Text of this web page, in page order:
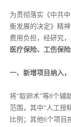
为贯彻落实《中共
衡发展的决定》精
费用负担，经研究，
医疗保险、工伤保
一、新增项目纳入
将“取卵术”等8个辅
范围，其中“人工授
比例；其他6个项目